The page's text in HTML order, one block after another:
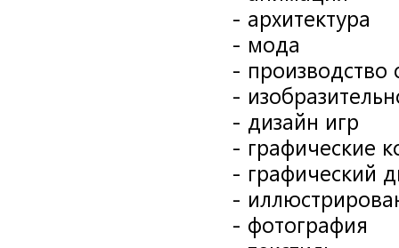
- архитектура
- мода
-
-
- дизайн игр
- графические
- графический
-
- фотография